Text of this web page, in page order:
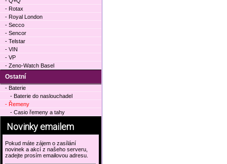
- Rotax
- Royal London
- Secco
- Sencor
- Telstar
- VIN
- VP
- Zeno-Watch Basel
Ostatní
- Baterie
- Baterie do naslouchadel
- Řemeny
- Casio řemeny a tahy
Novinky emailem
Pokud máte zájem o zasílání
novinek a akcí z našeho serveru,
zadejte prosím emailovou adresu.